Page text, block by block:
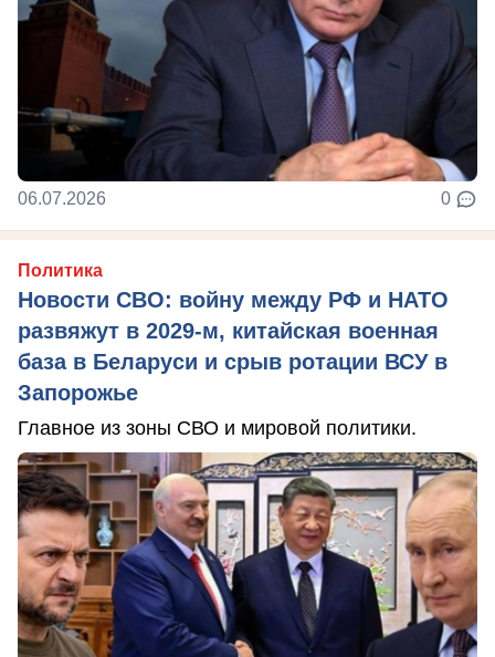
06.07.2026 0
Политика
Новости СВО: войну между РФ и НАТО
развяжут в 2029-м, китайская военная
база в Беларуси и срыв ротации ВСУ в
Запорожье
Главное из зоны СВО и мировой политики.